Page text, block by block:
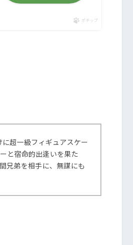
ポチップ
超一級フィギュアスケー
と宿命的出逢いを果た
兄弟を相手に、無謀にも